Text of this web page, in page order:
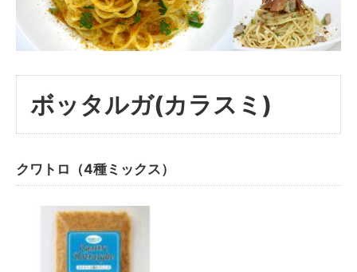
ボッタルガ(カラスミ)
クワトロ（4種ミックス）